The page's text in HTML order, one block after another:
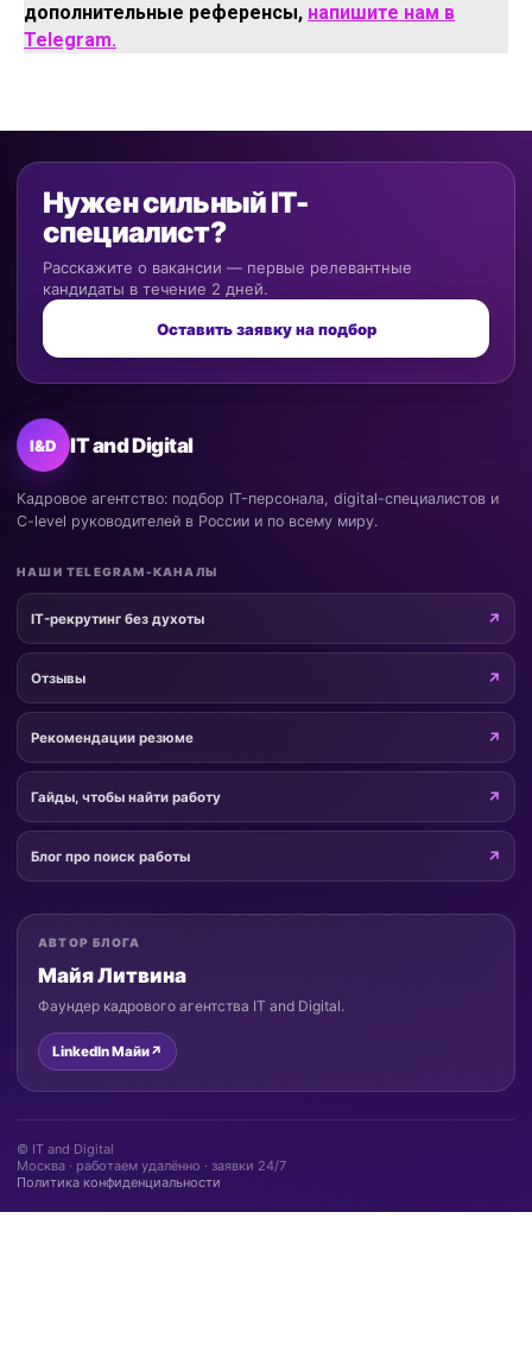
дополнительные референсы, напишите нам в
Telegram.
Нужен сильный IT-
специалист?
Расскажите о вакансии — первые релевантные
кандидаты в течение 2 дней.
Оставить заявку на подбор
I&D IT and Digital
Кадровое агентство: подбор IT-персонала, digital-специалистов и
C-level руководителей в России и по всему миру.
НАШИ TELEGRAM-КАНАЛЫ
IT-рекрутинг без духоты
Отзывы
Рекомендации резюме
Гайды, чтобы найти работу
Блог про поиск работы
АВТОР БЛОГА
Майя Литвина
Фаундер кадрового агентства IT and Digital.
LinkedIn Майи↗
© IT and Digital
Москва · работаем удалённо · заявки 24/7
Политика конфиденциальности